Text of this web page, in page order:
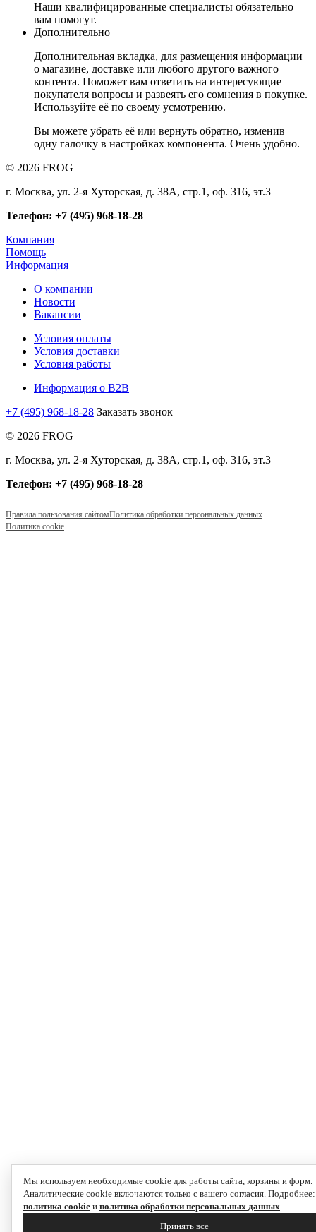
Наши квалифицированные специалисты обязательно
вам помогут.
Дополнительно
Дополнительная вкладка, для размещения информации
о магазине, доставке или любого другого важного
контента. Поможет вам ответить на интересующие
покупателя вопросы и развеять его сомнения в покупке.
Используйте её по своему усмотрению.
Вы можете убрать её или вернуть обратно, изменив
одну галочку в настройках компонента. Очень удобно.
© 2026 FROG
г. Москва, ул. 2-я Хуторская, д. 38А, стр.1, оф. 316, эт.3
Телефон: +7 (495) 968-18-28
Компания
Помощь
Информация
О компании
Новости
Вакансии
Условия оплаты
Условия доставки
Условия работы
Информация о B2B
+7 (495) 968-18-28 Заказать звонок
© 2026 FROG
г. Москва, ул. 2-я Хуторская, д. 38А, стр.1, оф. 316, эт.3
Телефон: +7 (495) 968-18-28
Правила пользования сайтомПолитика обработки персональных данных
Политика cookie
Мы используем необходимые cookie для работы сайта, корзины и форм.
Аналитические cookie включаются только с вашего согласия. Подробнее:
политика cookie и политика обработки персональных данных.
Принять все